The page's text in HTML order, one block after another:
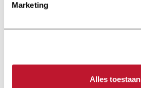
Marketing
Alles toestaan
Huart Hamoirlaan 48
+32 (0) 2 426 49 30
Snelle Toegang